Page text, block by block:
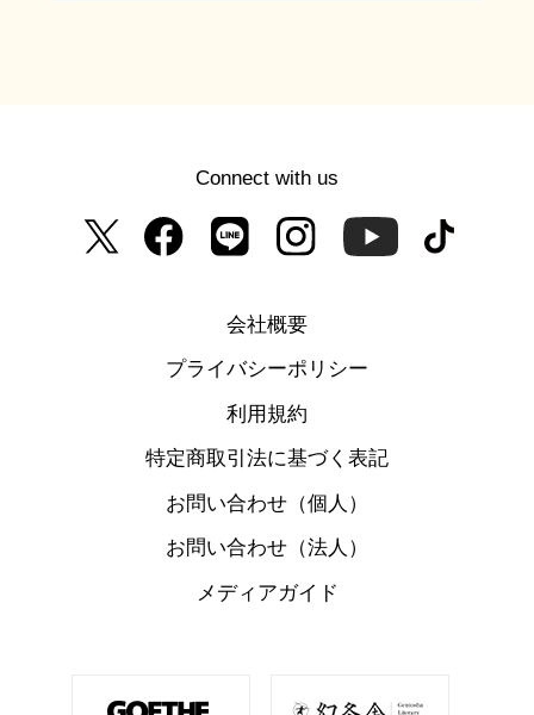
Connect with us
会社概要
プライバシーポリシー
利用規約
特定商取引法に基づく表記
お問い合わせ（個人）
お問い合わせ（法人）
メディアガイド